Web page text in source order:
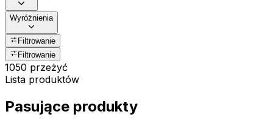
Wyróżnienia
Filtrowanie
Filtrowanie
1050 przeżyć
Lista produktów
Pasujące produkty